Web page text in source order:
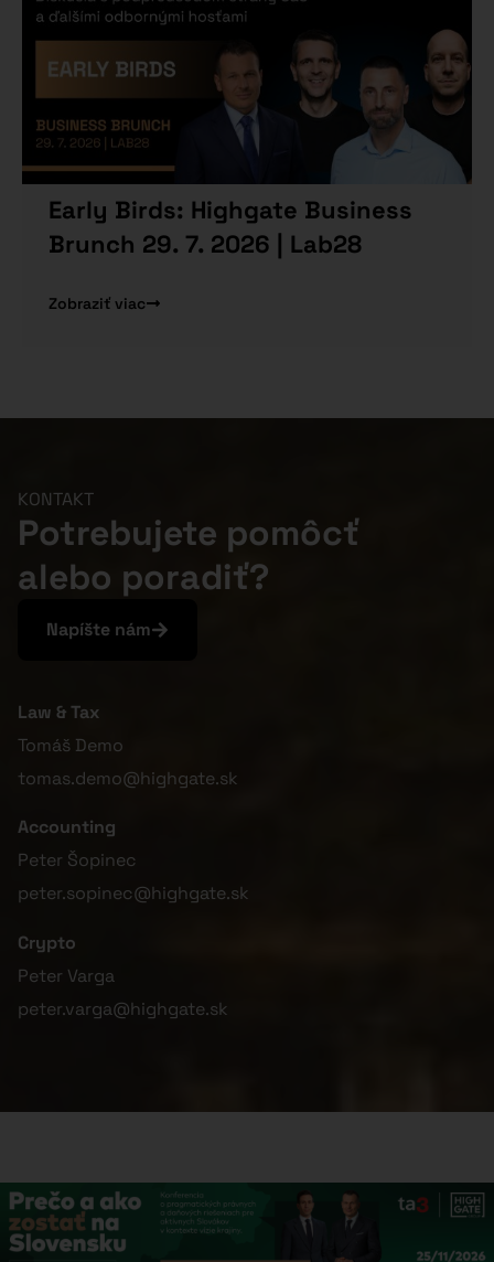
Early Birds: Highgate Business
Brunch 29. 7. 2026 | Lab28
Zobraziť viac
KONTAKT
Potrebujete pomôcť
alebo poradiť?
Napíšte nám
Law & Tax
Tomáš Demo
tomas.demo@highgate.sk
Accounting
Peter Šopinec
peter.sopinec@highgate.sk
Crypto
Peter Varga
peter.varga@highgate.sk